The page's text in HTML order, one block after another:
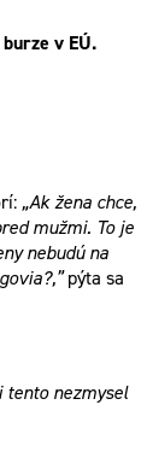
v EÚ.
„Ak žena chce,
mužmi. To je
nebudú na
pýta sa
tento nezmysel